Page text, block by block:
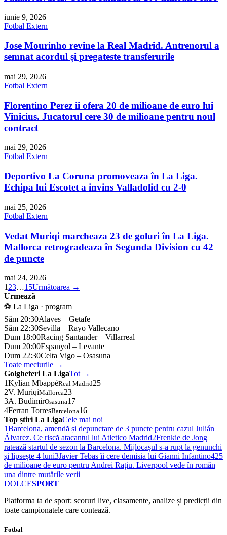
iunie 9, 2026
Fotbal Extern
Jose Mourinho revine la Real Madrid. Antrenorul a
semnat acordul și pregateste transferurile
mai 29, 2026
Fotbal Extern
Florentino Perez ii ofera 20 de milioane de euro lui
Vinicius. Jucatorul cere 30 de milioane pentru noul
contract
mai 29, 2026
Fotbal Extern
Deportivo La Coruna promoveaza în La Liga.
Echipa lui Escotet a invins Valladolid cu 2-0
mai 25, 2026
Fotbal Extern
Vedat Muriqi marcheaza 23 de goluri în La Liga.
Mallorca retrogradeaza în Segunda Division cu 42
de puncte
mai 24, 2026
1 23…15Următoarea →
Urmează
⚽ La Liga · program
Sâm 20:30Alaves – Getafe
Sâm 22:30Sevilla – Rayo Vallecano
Dum 18:00Racing Santander – Villarreal
Dum 20:00Espanyol – Levante
Dum 22:30Celta Vigo – Osasuna
Toate meciurile →
Golgheteri La LigaTot →
1Kylian MbappéReal Madrid25
2V. MuriqiMallorca23
3A. BudimirOsasuna17
4Ferran TorresBarcelona16
Top știri La LigaCele mai noi
1Barcelona, amendă și depunctare de 3 puncte pentru cazul Julián
Álvarez. Ce riscă atacantul lui Atletico Madrid2Frenkie de Jong
ratează startul de sezon la Barcelona. Mijlocașul s-a rupt la genunchi
și lipsește 4 luni3Javier Tebas îi cere demisia lui Gianni Infantino425
de milioane de euro pentru Andrei Rațiu. Liverpool vede în român
una dintre mutările verii
DOLCESPORT
Platforma ta de sport: scoruri live, clasamente, analize și predicții din
toate campionatele care contează.
Fotbal